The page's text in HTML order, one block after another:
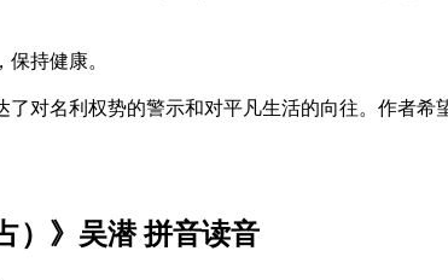
持健康。
对名利权势的警示和对平凡生活的向往。作者
）》吴潜 拼音读音